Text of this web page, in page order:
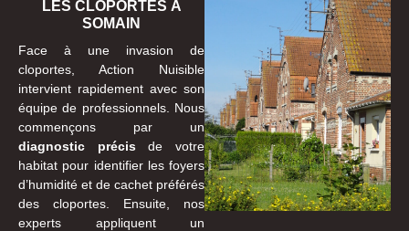
LES CLOPORTES À
SOMAIN
Face à une invasion de
cloportes, Action Nuisible
intervient rapidement avec son
équipe de professionnels. Nous
commençons par un
diagnostic précisde votre
habitat pour identifier les foyers
d’humidité et de cachet préférés
des cloportes. Ensuite, nos
experts appliquent un